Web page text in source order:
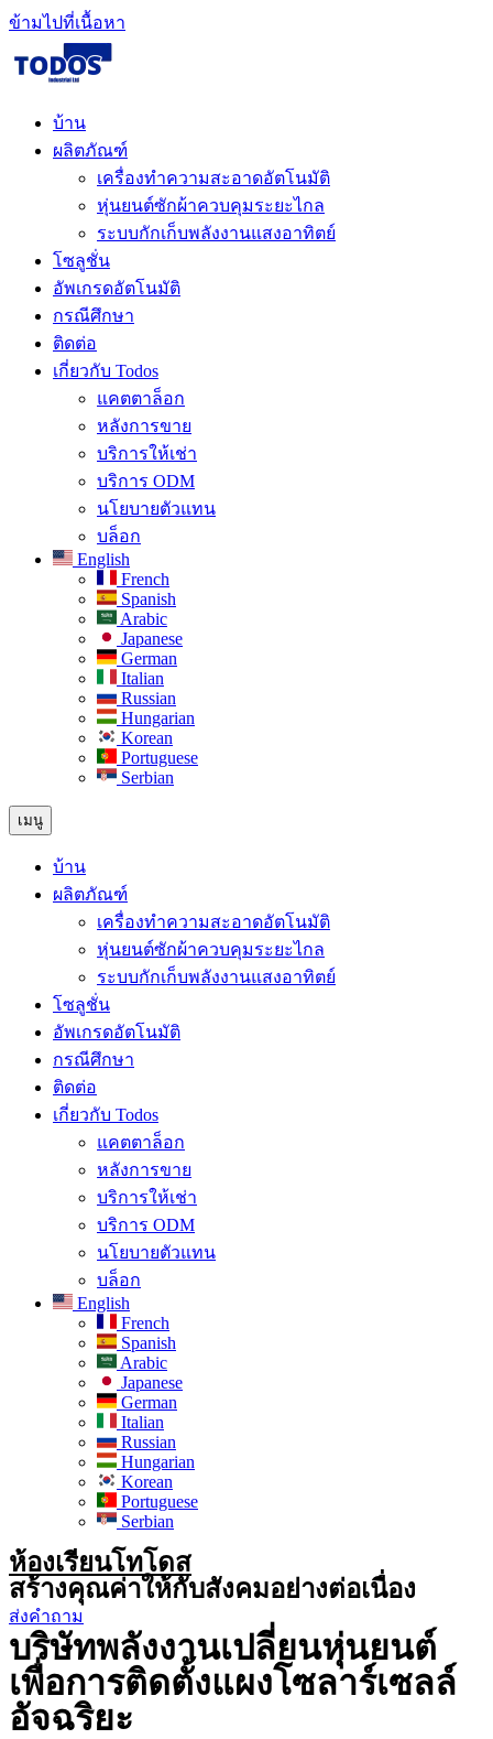
ข้ามไปที่เนื้อหา
บ้าน
ผลิตภัณฑ์
เครื่องทำความสะอาดอัตโนมัติ
หุ่นยนต์ซักผ้าควบคุมระยะไกล
ระบบกักเก็บพลังงานแสงอาทิตย์
โซลูชั่น​
อัพเกรดอัตโนมัติ
กรณีศึกษา
ติดต่อ
เกี่ยวกับ Todos
แคตตาล็อก
หลังการขาย
บริการให้เช่า
บริการ ODM
นโยบายตัวแทน
บล็อก
English
French
Spanish
Arabic
Japanese
German
Italian
Russian
Hungarian
Korean
Portuguese
Serbian
เมนู
บ้าน
ผลิตภัณฑ์
เครื่องทำความสะอาดอัตโนมัติ
หุ่นยนต์ซักผ้าควบคุมระยะไกล
ระบบกักเก็บพลังงานแสงอาทิตย์
โซลูชั่น​
อัพเกรดอัตโนมัติ
กรณีศึกษา
ติดต่อ
เกี่ยวกับ Todos
แคตตาล็อก
หลังการขาย
บริการให้เช่า
บริการ ODM
นโยบายตัวแทน
บล็อก
English
French
Spanish
Arabic
Japanese
German
Italian
Russian
Hungarian
Korean
Portuguese
Serbian
ห้องเรียนโทโดส
สร้างคุณค่าให้กับสังคมอย่างต่อเนื่อง
ส่งคำถาม
บริษัทพลังงานเปลี่ยนหุ่นยนต์
เพื่อการติดตั้งแผงโซลาร์เซลล์
อัจฉริยะ